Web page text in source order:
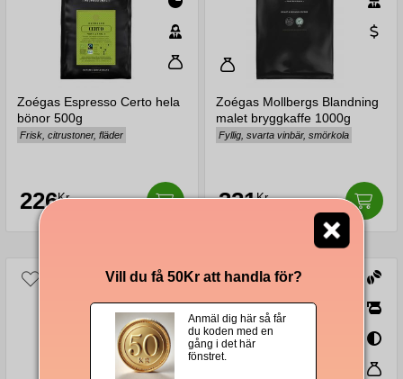
Zoégas Espresso Certo hela
bönor 500g
Frisk, citrustoner, fläder
226Kr
Zoégas Mollbergs Blandning
malet bryggkaffe 1000g
Fyllig, svarta vinbär, smörkola
321Kr
Vill du få 50Kr att handla för?
Anmäl dig här så får
du koden med en
gång i det här
fönstret.